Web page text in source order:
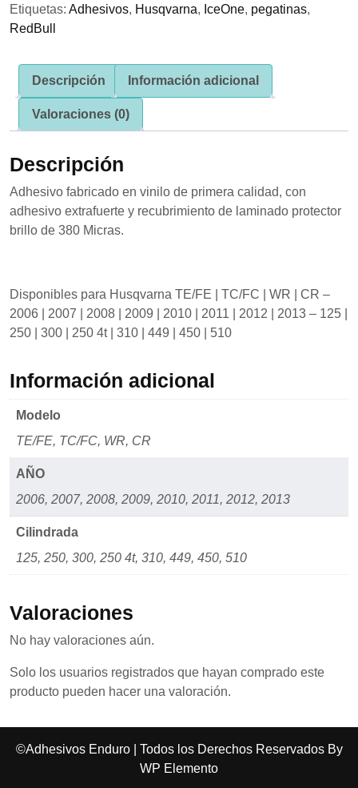
Etiquetas: Adhesivos, Husqvarna, IceOne, pegatinas,
RedBull
Descripción Información adicional
Valoraciones (0)
Descripción
Adhesivo fabricado en vinilo de primera calidad, con
adhesivo extrafuerte y recubrimiento de laminado protector
brillo de 380 Micras.
Disponibles para Husqvarna TE/FE | TC/FC | WR | CR –
2006 | 2007 | 2008 | 2009 | 2010 | 2011 | 2012 | 2013 – 125 |
250 | 300 | 250 4t | 310 | 449 | 450 | 510
Información adicional
Modelo
TE/FE, TC/FC, WR, CR
AÑO
2006, 2007, 2008, 2009, 2010, 2011, 2012, 2013
Cilindrada
125, 250, 300, 250 4t, 310, 449, 450, 510
Valoraciones
No hay valoraciones aún.
Solo los usuarios registrados que hayan comprado este
producto pueden hacer una valoración.
©Adhesivos Enduro | Todos los Derechos Reservados By
WP Elemento
mejorar la
funcionalidad
y estructura
base a cómo
se usa la
Para que
nuestra web
funcione lo
mejor posible
durante tu
visita. Si
funcionalidades
desaparecerán
de la web.
Marketing
Al compartir tus
intereses y
comportamiento
nuestro sitio,
aumentas la
posibilidad de
ofertas
personalizados.